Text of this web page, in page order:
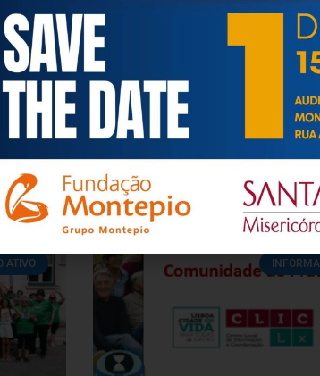
ÚTEIS
respostas para drama da solidão entre
21 Julho, 2026
ATIVO